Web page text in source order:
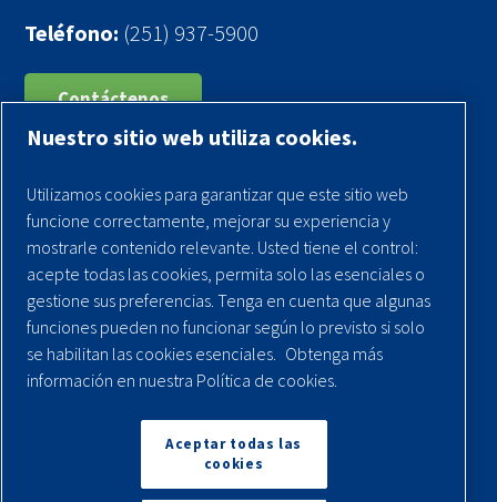
Teléfono: (251) 937-5900
Contáctenos
Aviso legal
Garantías
Política de privacidad
Términos y Condiciones
Mapa del sitio
© 2026 Quincy Compressor. Todos los derechos
Volver arriba
Nuestro sitio web utiliza cookies.
Utilizamos cookies para garantizar que este sitio web
funcione correctamente, mejorar su experiencia y
mostrarle contenido relevante. Usted tiene el control:
acepte todas las cookies, permita solo las esenciales o
gestione sus preferencias. Tenga en cuenta que algunas
funciones pueden no funcionar según lo previsto si solo
se habilitan las cookies esenciales. Obtenga más
información en nuestra Política de cookies.
Aceptar todas las
cookies